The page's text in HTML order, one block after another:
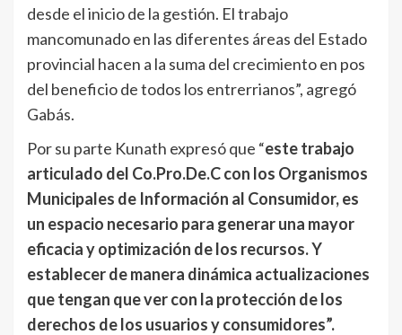
desde el inicio de la gestión. El trabajo
mancomunado en las diferentes áreas del Estado
provincial hacen a la suma del crecimiento en pos
del beneficio de todos los entrerrianos”, agregó
Gabás.
Por su parte Kunath expresó que “este trabajo
articulado del Co.Pro.De.C con los Organismos
Municipales de Información al Consumidor, es
un espacio necesario para generar una mayor
eficacia y optimización de los recursos. Y
establecer de manera dinámica actualizaciones
que tengan que ver con la protección de los
derechos de los usuarios y consumidores”.